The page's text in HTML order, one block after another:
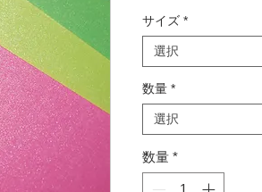
サイズ *
選択
数量 *
選択
数量 *